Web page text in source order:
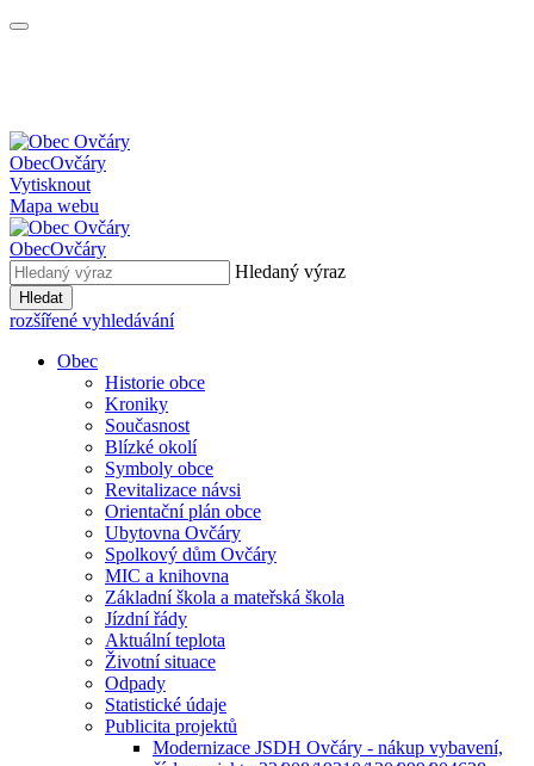
ObecOvčáry
Vytisknout
Mapa webu
ObecOvčáry
Hledaný výraz
Hledat
rozšířené vyhledávání
Obec
Historie obce
Kroniky
Současnost
Blízké okolí
Symboly obce
Revitalizace návsi
Orientační plán obce
Ubytovna Ovčáry
Spolkový dům Ovčáry
MIC a knihovna
Základní škola a mateřská škola
Jízdní řády
Aktuální teplota
Životní situace
Odpady
Statistické údaje
Publicita projektů
Modernizace JSDH Ovčáry - nákup vybavení,